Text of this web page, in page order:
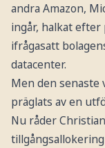
andra Amazon,
ingår, halkat efter
ifrågasatt
datacenter.
Men den senaste
präglats av en
Nu råder